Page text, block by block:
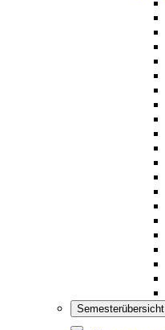
Semesterübersicht